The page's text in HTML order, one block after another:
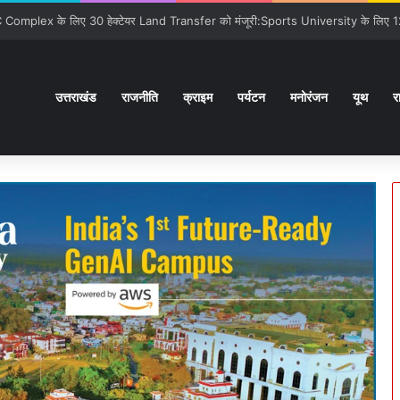
से कराया वाकिफ:32 देशों के Students पहली मुलाक़ात के बावजूद आपस में खुल के
उत्तराखंड राजनीति क्राइम पर्यटन मनोरंजन यूथ